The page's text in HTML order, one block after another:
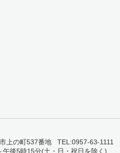
上の町537番地 TEL:0957-63-1111
後5時15分(土・日・祝日を除く)